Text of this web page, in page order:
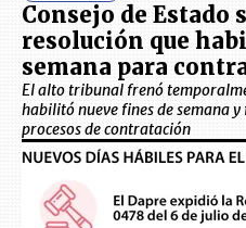
Consejo de Estado
resolución que
semana para
El alto tribunal frenó
habilitó nueve fines de semana
procesos de contratación